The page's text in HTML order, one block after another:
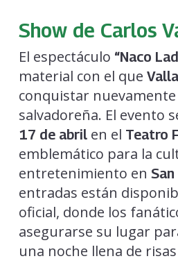
Show de Carlos
El espectáculo “Naco
material con el que
conquistar nuevamente
salvadoreña. El evento
17 de abrilen el Teatro
emblemático para la
entretenimiento en
entradas están
oficial, donde los
asegurarse su lugar
una noche llena de